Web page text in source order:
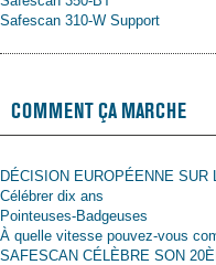
Safescan 310-W Support
COMMENT ÇA MARCHE
DÉCISION EUROPÉENNE
Célébrer dix ans
Pointeuses-Badgeuses
À quelle vitesse pouvez-vous
SAFESCAN CÉLÈBRE SON